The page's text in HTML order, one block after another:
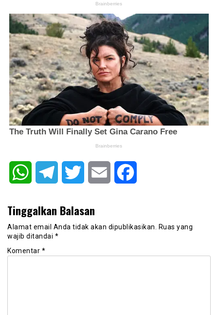
WhatsAppTelegram Twitter Email
Tinggalkan Balasan
Alamat email Anda tidak akan dipublikasikan.
Ruas yang
wajib ditandai *
Komentar *